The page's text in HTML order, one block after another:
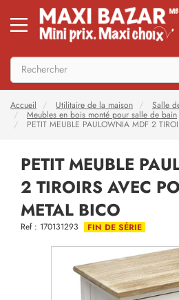
Accueil Utilitaire de la maison Salle
Meubles en bois monté pour salle de bain
PETIT MEUBLE PAULOWNIA MDF 2
PETIT MEUBLE
2 TIROIRS AVEC
METAL BICO
Ref : 170131293 FIN DE SÉRIE